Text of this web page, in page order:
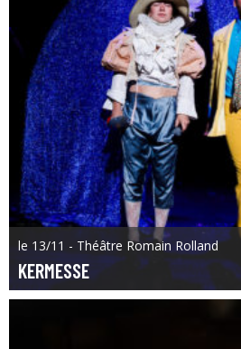
le 13/11 - Théâtre Romain Rolland
KERMESSE